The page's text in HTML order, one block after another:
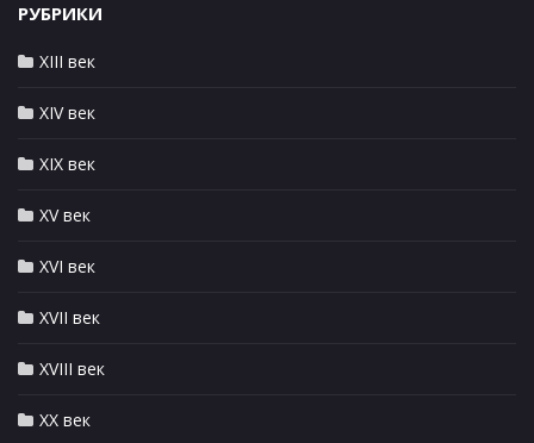
РУБРИКИ
XIII век
XIV век
XIX век
XV век
XVI век
XVII век
XVIII век
XX век